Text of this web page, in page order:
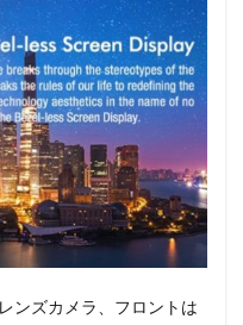
ンズカメラ、フロントは